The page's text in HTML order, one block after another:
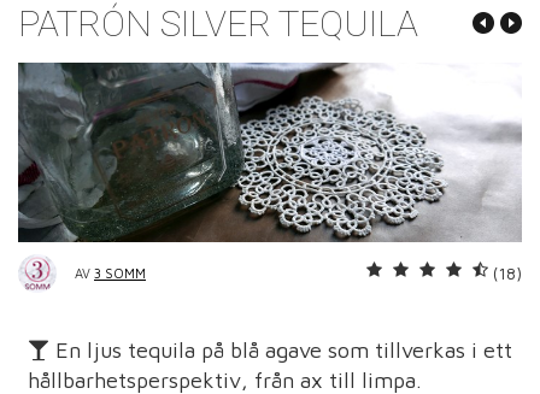
PATRÓN SILVER TEQUILA
AV 3 SOMM (18)
En ljus tequila på blå agave som tillverkas i ett
hållbarhetsperspektiv, från ax till limpa.